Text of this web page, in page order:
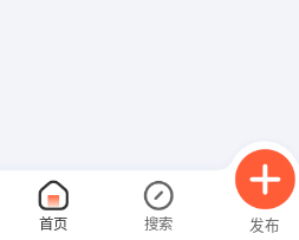
首页 搜索 发布